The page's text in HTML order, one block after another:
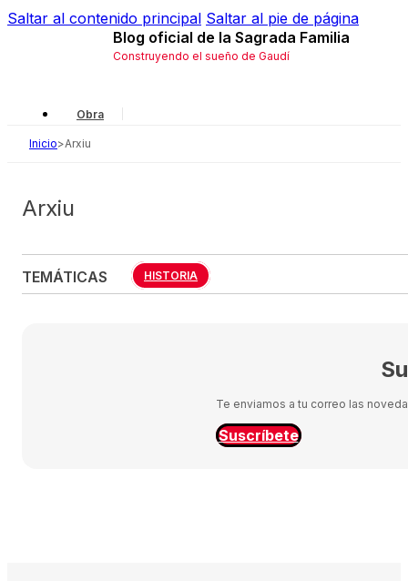
Saltar al contenido principal Saltar al pie de página
Blog oficial de la Sagrada Familia
Construyendo el sueño de Gaudí
Obra
Gaudí
Inicio>Arxiu
Arxiu
TEMÁTICAS HISTORIA
Te enviamos a tu correo las
Suscríbete